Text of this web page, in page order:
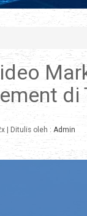
di
| Ditulis oleh : Admin